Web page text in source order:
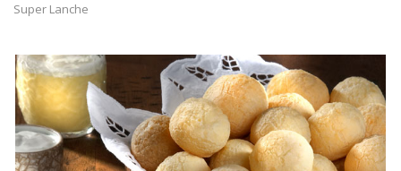
Super Lanche